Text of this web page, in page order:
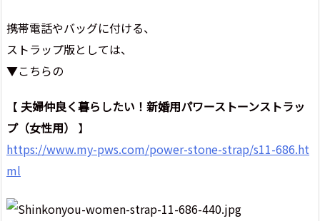
携帯電話やバッグに付ける、
ストラップ版としては、
▼こちらの
【 夫婦仲良く暮らしたい！新婚用パワーストーンストラッ
プ（女性用）
】
https://www.my-pws.com/power-stone-strap/s11-686.ht
ml